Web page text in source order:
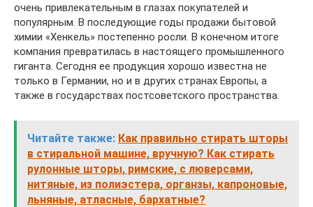
очень привлекательным в глазах покупателей и
популярным. В последующие годы продажи бытовой
химии «Хенкель» постепенно росли. В конечном итоге
компания превратилась в настоящего промышленного
гиганта. Сегодня ее продукция хорошо известна не
только в Германии, но и в других странах Европы, а
также в государствах постсоветского пространства.
Читайте также: Как правильно стирать шторы
в стиральной машине, вручную? Как стирать
рулонные шторы, римские, с люверсами,
нитяные, из полиэстера, органзы, капроновые,
льняные, атласные, бархатные?